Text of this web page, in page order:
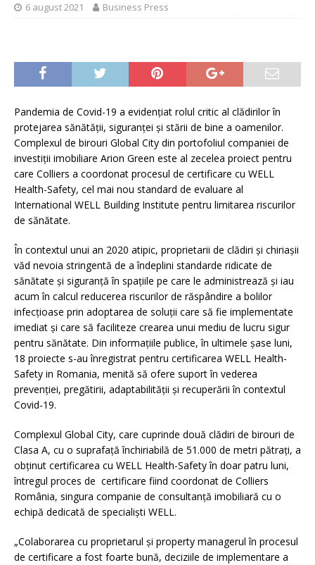
6 august 2021 Business Press
Pandemia de Covid-19 a evidențiat rolul critic al clădirilor în
protejarea sănătății, siguranței și stării de bine a oamenilor.
Complexul de birouri Global City din portofoliul companiei de
investiţii imobiliare Arion Green este al zecelea proiect pentru
care Colliers a coordonat procesul de certificare cu WELL
Health-Safety, cel mai nou standard de evaluare al
International WELL Building Institute pentru limitarea riscurilor
de sănătate.
În contextul unui an 2020 atipic, proprietarii de clădiri și chiriașii
văd nevoia stringentă de a îndeplini standarde ridicate de
sănătate și siguranță în spațiile pe care le administrează și iau
acum în calcul reducerea riscurilor de răspândire a bolilor
infecțioase prin adoptarea de soluții care să fie implementate
imediat și care să faciliteze crearea unui mediu de lucru sigur
pentru sănătate. Din informațiile publice, în ultimele șase luni,
18 proiecte s-au înregistrat pentru certificarea WELL Health-
Safety in Romania, menită să ofere suport în vederea
prevenției, pregătirii, adaptabilității și recuperării în contextul
Covid-19.
Complexul Global City, care cuprinde două clădiri de birouri de
Clasa A, cu o suprafaţă închiriabilă de 51.000 de metri pătrați, a
obținut certificarea cu WELL Health-Safety în doar patru luni,
întregul proces de certificare fiind coordonat de Colliers
România, singura companie de consultanță imobiliară cu o
echipă dedicată de specialiști WELL.
„Colaborarea cu proprietarul și property managerul în procesul
de certificare a fost foarte bună, deciziile de implementare a